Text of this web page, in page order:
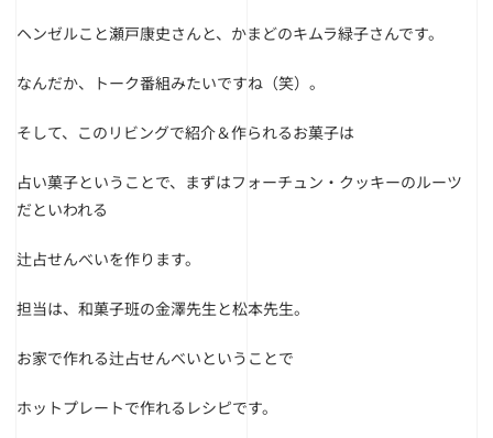
ヘンゼルこと瀬戸康史さんと、かまどのキムラ緑子さんです。
なんだか、トーク番組みたいですね（笑）。
そして、このリビングで紹介＆作られるお菓子は
占い菓子ということで、まずはフォーチュン・クッキーのルーツ
だといわれる
辻占せんべいを作ります。
担当は、和菓子班の金澤先生と松本先生。
お家で作れる辻占せんべいということで
ホットプレートで作れるレシピです。